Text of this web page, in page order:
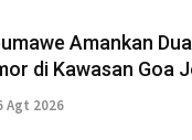
Amankan
di Kawasan Goa
Agt 2026